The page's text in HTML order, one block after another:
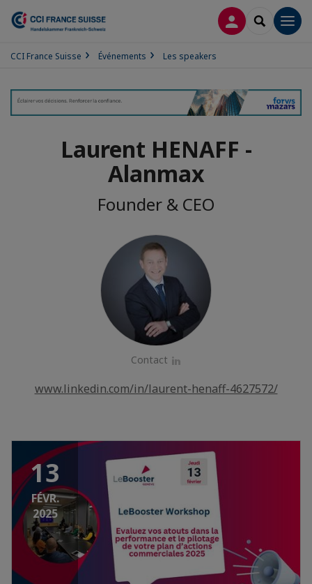
CONNEXION
CCI France Suisse Événements Les speakers
Laurent HENAFF -
Alanmax
Founder & CEO
Contact
www.linkedin.com/in/laurent-henaff-4627572/
13
FÉVR.
2025